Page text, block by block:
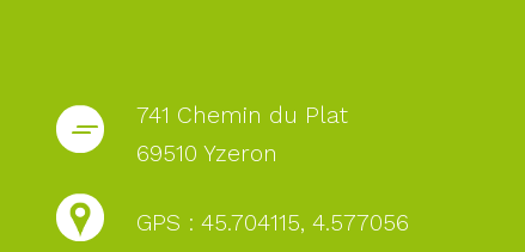
741 Chemin du Plat
69510 Yzeron
GPS : 45.704115, 4.577056